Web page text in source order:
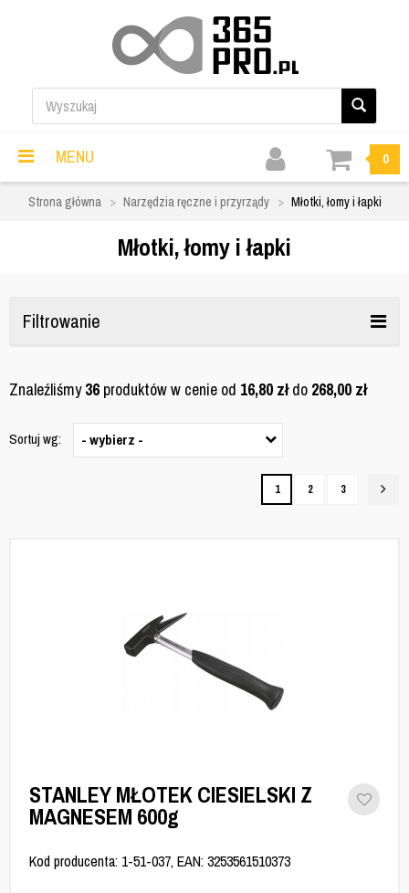
MENU 0
Strona główna Narzędzia ręczne i przyrządy Młotki, łomy i łapki
Młotki, łomy i łapki
Filtrowanie
Znaleźliśmy36 produktów w cenie od 16,80 złdo 268,00 zł
Sortuj wg: - wybierz -
1 2 3
STANLEY MŁOTEK CIESIELSKI Z
MAGNESEM 600g
Kod producenta: 1-51-037, EAN: 3253561510373